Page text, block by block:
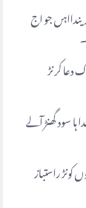
امید کریندااہں جو اج
کرنڑ
سود گھنڑ آلے
کونڑ راستباز